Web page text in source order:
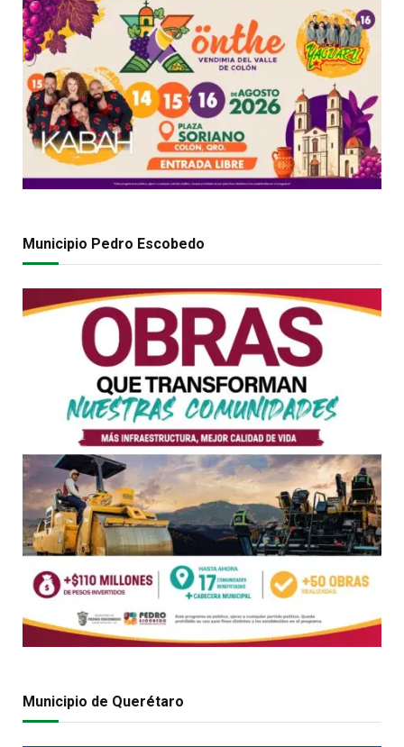
Municipio Pedro Escobedo
Municipio de Querétaro